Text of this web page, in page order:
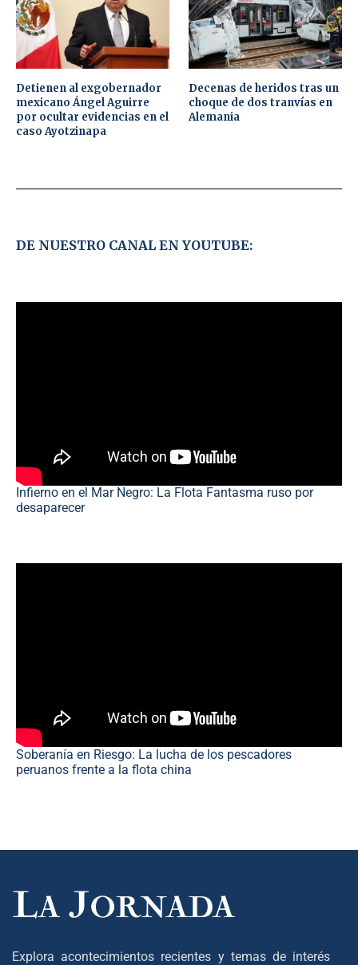
Detienen al exgobernador
mexicano Ángel Aguirre
por ocultar evidencias en el
caso Ayotzinapa
Decenas de heridos tras un
choque de dos tranvías en
Alemania
DE NUESTRO CANAL EN YOUTUBE:
Infierno en el Mar Negro: La Flota Fantasma ruso por
desaparecer
Soberanía en Riesgo: La lucha de los pescadores
peruanos frente a la flota china
Explora acontecimientos recientes y temas de interés